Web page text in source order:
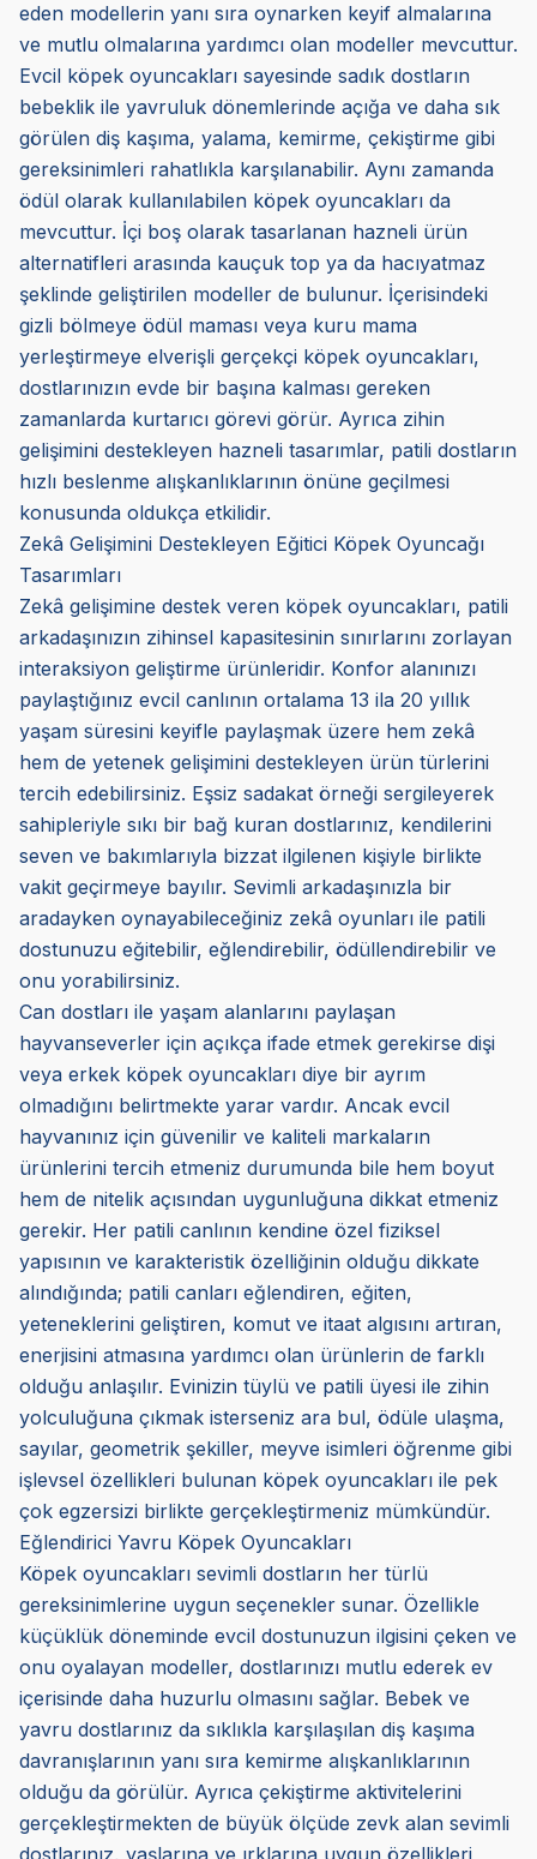
eden modellerin yanı sıra oynarken keyif almalarına
ve mutlu olmalarına yardımcı olan modeller mevcuttur.
Evcil köpek oyuncakları sayesinde sadık dostların
bebeklik ile yavruluk dönemlerinde açığa ve daha sık
görülen diş kaşıma, yalama, kemirme, çekiştirme gibi
gereksinimleri rahatlıkla karşılanabilir. Aynı zamanda
ödül olarak kullanılabilen köpek oyuncakları da
mevcuttur. İçi boş olarak tasarlanan hazneli ürün
alternatifleri arasında kauçuk top ya da hacıyatmaz
şeklinde geliştirilen modeller de bulunur. İçerisindeki
gizli bölmeye ödül maması veya kuru mama
yerleştirmeye elverişli gerçekçi köpek oyuncakları,
dostlarınızın evde bir başına kalması gereken
zamanlarda kurtarıcı görevi görür. Ayrıca zihin
gelişimini destekleyen hazneli tasarımlar, patili dostların
hızlı beslenme alışkanlıklarının önüne geçilmesi
konusunda oldukça etkilidir.
Zekâ Gelişimini Destekleyen Eğitici Köpek Oyuncağı
Tasarımları
Zekâ gelişimine destek veren köpek oyuncakları, patili
arkadaşınızın zihinsel kapasitesinin sınırlarını zorlayan
interaksiyon geliştirme ürünleridir. Konfor alanınızı
paylaştığınız evcil canlının ortalama 13 ila 20 yıllık
yaşam süresini keyifle paylaşmak üzere hem zekâ
hem de yetenek gelişimini destekleyen ürün türlerini
tercih edebilirsiniz. Eşsiz sadakat örneği sergileyerek
sahipleriyle sıkı bir bağ kuran dostlarınız, kendilerini
seven ve bakımlarıyla bizzat ilgilenen kişiyle birlikte
vakit geçirmeye bayılır. Sevimli arkadaşınızla bir
aradayken oynayabileceğiniz zekâ oyunları ile patili
dostunuzu eğitebilir, eğlendirebilir, ödüllendirebilir ve
onu yorabilirsiniz.
Can dostları ile yaşam alanlarını paylaşan
hayvanseverler için açıkça ifade etmek gerekirse dişi
veya erkek köpek oyuncakları diye bir ayrım
olmadığını belirtmekte yarar vardır. Ancak evcil
hayvanınız için güvenilir ve kaliteli markaların
ürünlerini tercih etmeniz durumunda bile hem boyut
hem de nitelik açısından uygunluğuna dikkat etmeniz
gerekir. Her patili canlının kendine özel fiziksel
yapısının ve karakteristik özelliğinin olduğu dikkate
alındığında; patili canları eğlendiren, eğiten,
yeteneklerini geliştiren, komut ve itaat algısını artıran,
enerjisini atmasına yardımcı olan ürünlerin de farklı
olduğu anlaşılır. Evinizin tüylü ve patili üyesi ile zihin
yolculuğuna çıkmak isterseniz ara bul, ödüle ulaşma,
sayılar, geometrik şekiller, meyve isimleri öğrenme gibi
işlevsel özellikleri bulunan köpek oyuncakları ile pek
çok egzersizi birlikte gerçekleştirmeniz mümkündür.
Eğlendirici Yavru Köpek Oyuncakları
Köpek oyuncakları sevimli dostların her türlü
gereksinimlerine uygun seçenekler sunar. Özellikle
küçüklük döneminde evcil dostunuzun ilgisini çeken ve
onu oyalayan modeller, dostlarınızı mutlu ederek ev
içerisinde daha huzurlu olmasını sağlar. Bebek ve
yavru dostlarınız da sıklıkla karşılaşılan diş kaşıma
davranışlarının yanı sıra kemirme alışkanlıklarının
olduğu da görülür. Ayrıca çekiştirme aktivitelerini
gerçekleştirmekten de büyük ölçüde zevk alan sevimli